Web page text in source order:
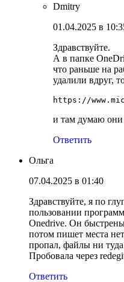
Dmitry
01.04.2025 в
Здравствуйте.
А в папке
что раньше на
удалили вдруг,
https://
и там думаю они
Ответить
Ольга
07.04.2025 в 01:40
Здравствуйте, я по
пользовании
Onedrive. Он
потом пишет места
пропал, файлы ни
Пробовала через
Ответить